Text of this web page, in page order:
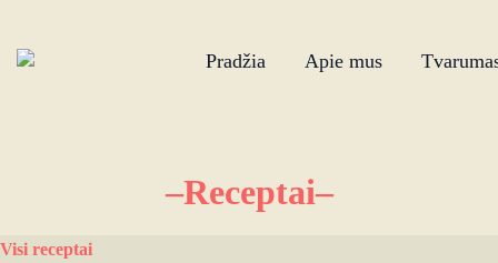
Pradžia Apie mus
–Receptai–
Visi receptai